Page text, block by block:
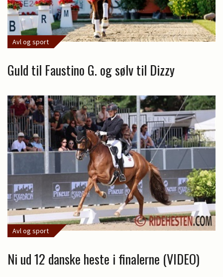
Avl og sport
Guld til Faustino G. og sølv til Dizzy
Avl og sport
Ni ud 12 danske heste i finalerne (VIDEO)